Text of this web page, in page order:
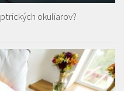
okuliarov?